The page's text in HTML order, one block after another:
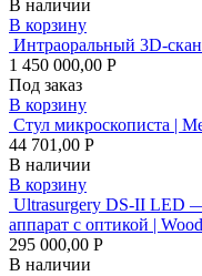
В наличии
В корзину
Интраоральный 3D-
1 450 000,00 Р
Под заказ
В корзину
Стул микроскописта |
44 701,00 Р
В наличии
В корзину
Ultrasurgery DS-II LED —
аппарат с оптикой |
295 000,00 Р
В наличии